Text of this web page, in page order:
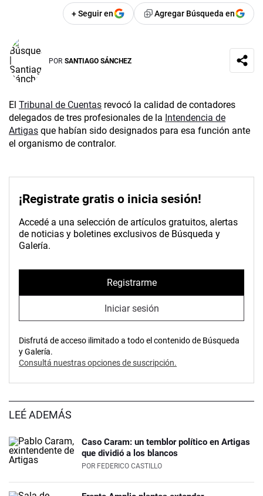
+ Seguir en Agregar Búsqueda en
POR SANTIAGO SÁNCHEZ
El Tribunal de Cuentas revocó la calidad de contadores
delegados de tres profesionales de la Intendencia de
Artigas que habían sido designados para esa función ante
el organismo de contralor.
¡Registrate gratis o inicia sesión!
Accedé a una selección de artículos gratuitos, alertas
de noticias y boletines exclusivos de Búsqueda y
Galería.
Registrarme
Iniciar sesión
Disfrutá de acceso ilimitado a todo el contenido de Búsqueda
y Galería.
Consultá nuestras opciones de suscripción.
LEÉ ADEMÁS
Caso Caram: un temblor político en Artigas
que dividió a los blancos
POR FEDERICO CASTILLO